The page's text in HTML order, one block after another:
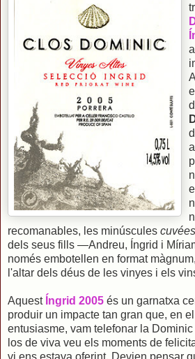
a
recomanables, les minúscules cuvées
dels seus fills —Andreu, Íngrid i
només embotellen en format
l'altar dels déus de les vinyes i els
Aquest Íngrid 2005 és un garnatxa
produir un impacte tan gran que, en
entusiasme, vam telefonar la
los de viva veu els moments de
vi ens estava oferint. Devien pensar